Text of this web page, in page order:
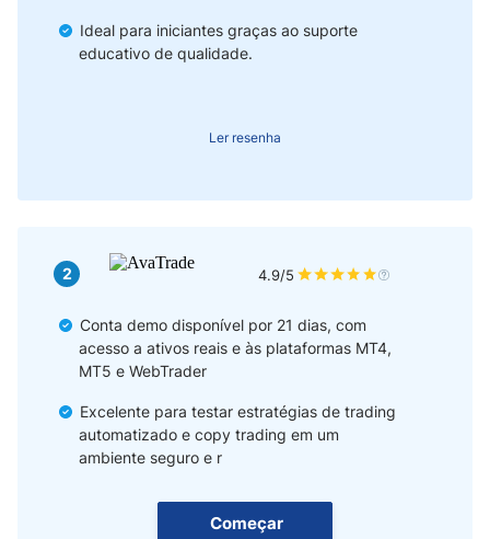
Limitações das Contas Demo
Quais Plataformas Oferecem Conta Demo?
Dicas para o Uso Bem-Sucedido da Conta de Prática de Forex
Contas Demo e Psicologia do Trading
Ler resenha
Ideal para iniciantes graças ao suporte
educativo de qualidade.
Começar
2 4.9/5
Conta demo disponível por 21 dias, com
acesso a ativos reais e às plataformas MT4,
MT5 e WebTrader
Excelente para testar estratégias de trading
automatizado e copy trading em um
ambiente seguro e r